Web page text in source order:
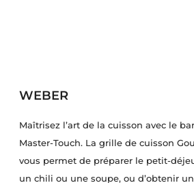
WEBER
Maîtrisez l’art de la cuisson avec le
Master-Touch. La grille de cuisson
vous permet de préparer le petit-
un chili ou une soupe, ou d’obtenir